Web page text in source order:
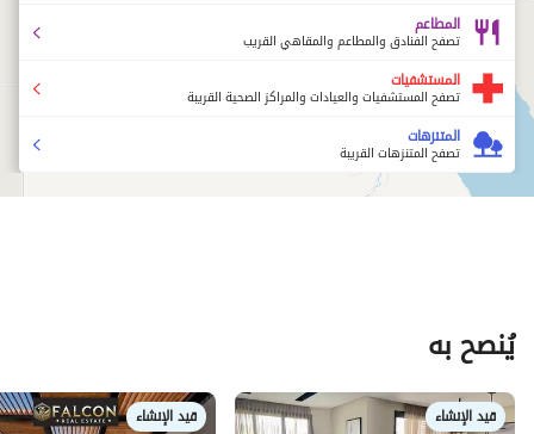
المطاعم
تصفح الفنادق والمطاعم والمقاهي القريب
المستشفيات
تصفح المستشفيات والعيادات والمراكز الصحية القريبة
المتنزهات
تصفح المتنزهات القريبة
يُنصح به
قيد الإنشاء قيد الإنشاء